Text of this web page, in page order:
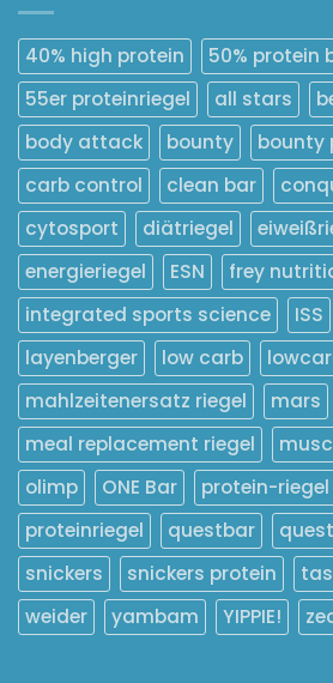
40% high protein
50% protein
55er proteinriegel
all stars
body attack
bounty
bounty
carb control
clean bar
cytosport
diätriegel
energieriegel
ESN frey
integrated sports science
ISS
layenberger
low carb
mahlzeitenersatz riegel
mars
meal replacement riegel
olimp
ONE Bar protein-riegel
proteinriegel
questbar
snickers
snickers protein
weider
yambam YIPPIE!